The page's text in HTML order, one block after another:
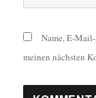
Name, E-
meinen nächsten